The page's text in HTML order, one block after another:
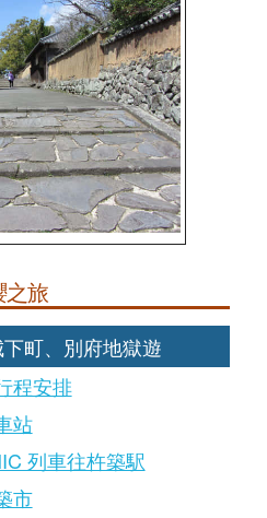
之旅
町、別府地獄遊
程安排
站
列車往杵築駅
市